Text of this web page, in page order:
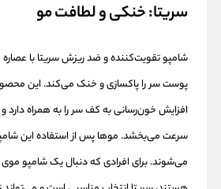
سریتا: خنکی و لطافت مو
شامپو تقویت‌کننده و ضد ریزش سریتا با عصاره
پوست سر را پاکسازی و خنک می‌کند. این
افزایش خون‌رسانی به کف سر را به همراه دارد
سرعت می‌بخشد. موها پس از استفاده این
می‌شوند. برای افرادی که دنبال یک شامپو